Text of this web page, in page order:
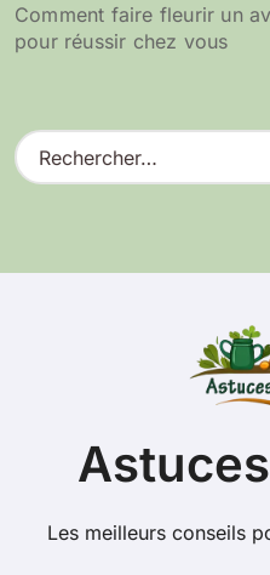
Comment faire fleurir un
pour réussir chez vous
R
e
r
Les meilleurs conseils